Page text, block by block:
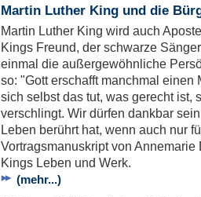
Martin Luther King und die
Martin Luther King wird auch
Kings Freund, der schwarze
einmal die außergewöhnliche
so: "Gott erschafft manchmal
sich selbst das tut, was gerecht ist,
verschlingt. Wir dürfen dankbar
Leben berührt hat, wenn auch nur
Vortragsmanuskript von
Kings Leben und Werk.
(mehr...)